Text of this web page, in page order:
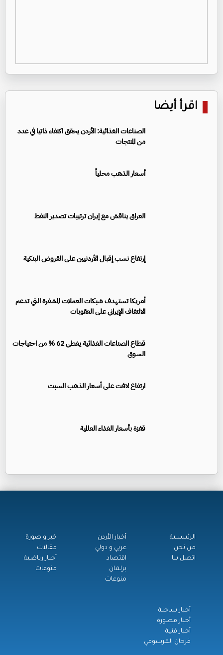
اقرأ أيضا
الصناعات الغذائية: الأردن يحقق اكتفاء ذاتيا في عدد
من المنتجات
أسعار الذهب محلياً
العراق يناقش مع إيران ترتيبات تصدير النفط
إرتفاع نسب إقبال الأردنيين على القروض البنكية
أمريكا تستهدف شبكات العملات المشفرة التي تدعم
الالتفاف الإيراني على العقوبات
قطاع الصناعات الغذائية يغطي 62 % من احتياجات
السوق
ارتفاع لافت على أسعار الذهب السبت
قفزة بأسعار الغذاء العالمية
الرئيســية
من نحن
اتصل بنا
أخبار الأردن
عربي و دولي
اقتصاد
برلمان
منوعات
خبر و صورة
مقالات
أخبار رياضية
منوعات
أخبار ساخنة
أخبار مصورة
أخبار فنية
فرحان المرسومي